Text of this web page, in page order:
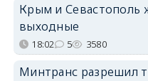
Крым и Севастополь
выходные
18:02 5 3580
Минтранс разрешил